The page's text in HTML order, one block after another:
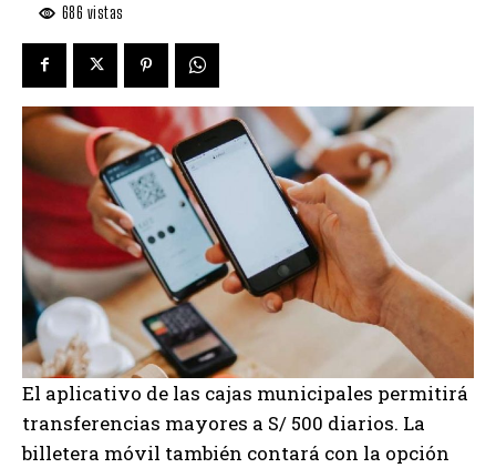
686 vistas
El aplicativo de las cajas municipales permitirá
transferencias mayores a S/ 500 diarios. La
billetera móvil también contará con la opción